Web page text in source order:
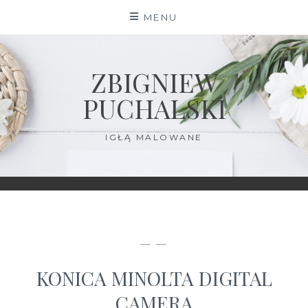
content
MENU
ZBIGNIEW
PUCHALSKI
IGŁĄ MALOWANE
— —
KONICA MINOLTA DIGITAL
CAMERA